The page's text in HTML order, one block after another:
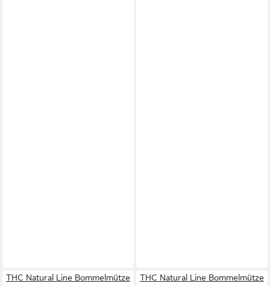
THC Natural Line Bommelmütze
THC Natural Line Bommelmütze